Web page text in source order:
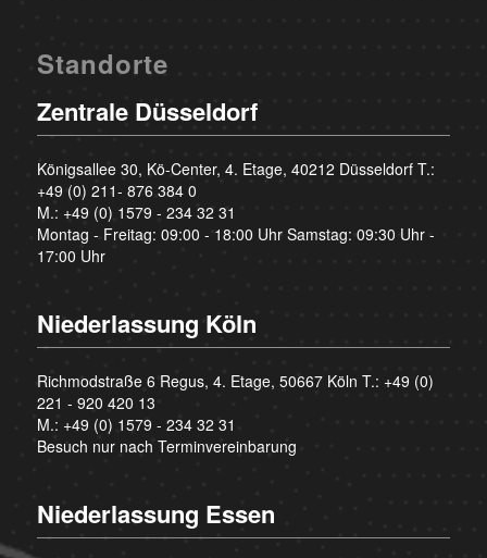
Standorte
Zentrale Düsseldorf
Königsallee 30, Kö-Center, 4. Etage, 40212 Düsseldorf T.:
+49 (0) 211- 876 384 0
M.: +49 (0) 1579 - 234 32 31
Montag - Freitag: 09:00 - 18:00 Uhr Samstag: 09:30 Uhr -
17:00 Uhr
Niederlassung Köln
Richmodstraße 6 Regus, 4. Etage, 50667 Köln T.: +49 (0)
221 - 920 420 13
M.: +49 (0) 1579 - 234 32 31
Besuch nur nach Terminvereinbarung
Niederlassung Essen